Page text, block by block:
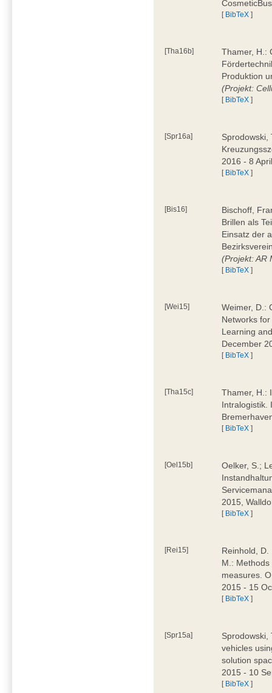
[ BibTeX ]
[Tha16b]
Thamer, H.:
Produktion
(Projekt:
[ BibTeX ]
[Spr16a]
Sprodowski,
2016 - 8
[ BibTeX ]
[Bis16]
Bischoff,
Brillen als
Einsatz der
(Projekt: AR
[ BibTeX ]
[Wei15]
Weimer, D.:
Networks
Learning
December
[ BibTeX ]
[Tha15c]
Thamer, H.:
Intralogistik.
[ BibTeX ]
[Oel15b]
Oelker, S.;
2015,
[ BibTeX ]
[Rei15]
Reinhold, D.
M.:
measures.
2015 - 15
[ BibTeX ]
[Spr15a]
Sprodowski,
vehicles
solution
2015 - 10
[ BibTeX ]